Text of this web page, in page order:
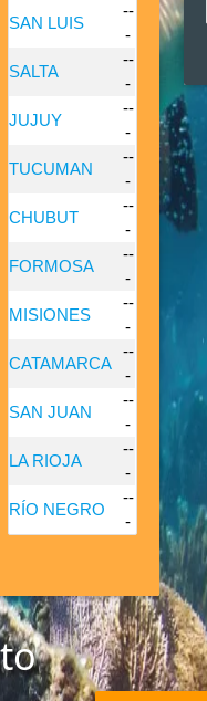
SAN LUIS
--
-
SALTA
--
-
JUJUY
--
-
TUCUMAN
--
-
CHUBUT
--
-
FORMOSA
--
-
MISIONES
--
-
CATAMARCA
--
-
SAN JUAN
--
-
LA RIOJA
--
-
RÍO NEGRO
--
-